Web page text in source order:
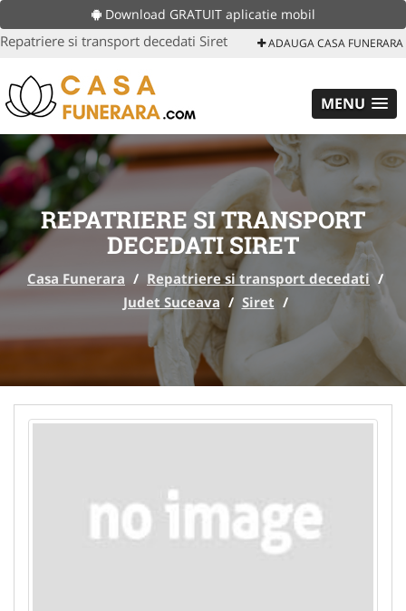
Download GRATUIT aplicatie mobil
Repatriere si transport decedati Siret ADAUGA CASA FUNERARA
MENU
REPATRIERE SI TRANSPORT
DECEDATI SIRET
Casa Funerara / Repatriere si transport decedati /
Judet Suceava / Siret /